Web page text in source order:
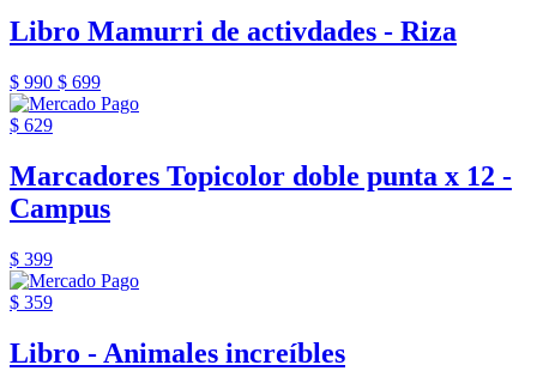
Libro Mamurri de activdades - Riza
$ 990 $ 699
$ 629
Marcadores Topicolor doble punta x 12 -
Campus
$ 399
$ 359
Libro - Animales increíbles